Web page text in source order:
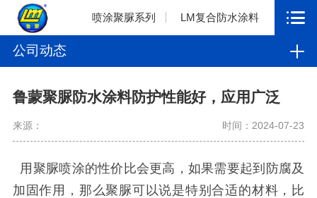
喷涂聚脲系列 LM复合防水涂料
公司动态
鲁蒙聚脲防水涂料防护性能好，应用广泛
来源： 时间：2024-07-23
用聚脲喷涂的性价比会更高，如果需要起到防腐及
加固作用，那么聚脲可以说是特别合适的材料，比